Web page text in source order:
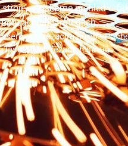
a získáme přehled o
strategiích.
řezacím stroji-
laserových řezacích strojů